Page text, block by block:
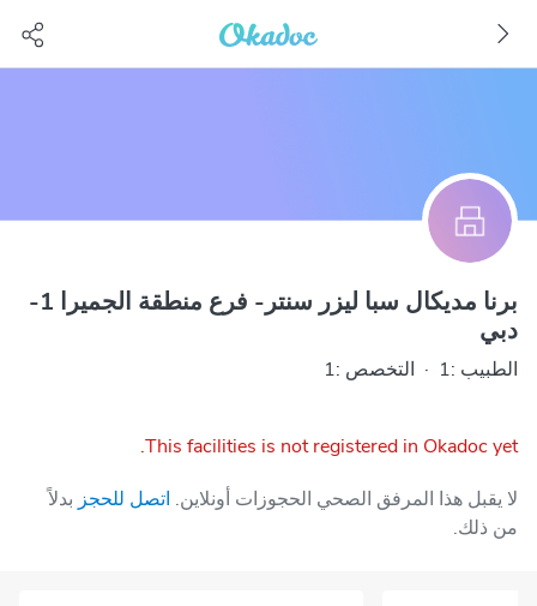
برنا مديكال سبا ليزر سنتر- فرع منطقة الجميرا 1-
دبي
الطبيب :1 · التخصص :1
This facilities is not registered in Okadoc yet.
لا يقبل هذا المرفق الصحي الحجوزات أونلاين. اتصل للحجز بدلاً
من ذلك.